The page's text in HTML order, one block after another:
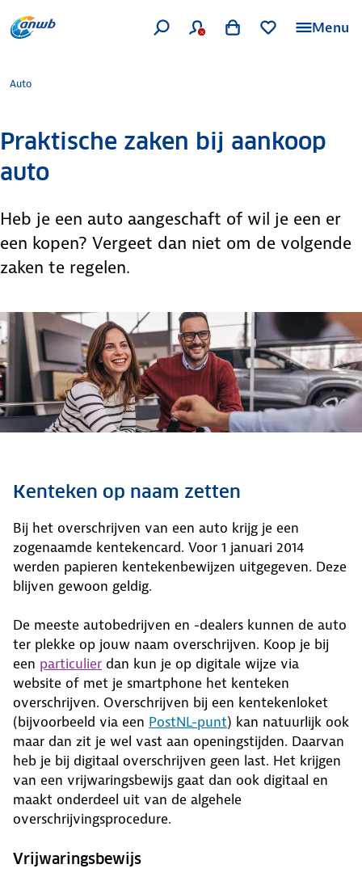
Menu
Auto
Praktische zaken bij aankoop
auto
Heb je een auto aangeschaft of wil je een er
een kopen? Vergeet dan niet om de volgende
zaken te regelen.
Kenteken op naam zetten
Bij het overschrijven van een auto krijg je een
zogenaamde kentekencard. Voor 1 januari 2014
werden papieren kentekenbewijzen uitgegeven. Deze
blijven gewoon geldig.
De meeste autobedrijven en -dealers kunnen de auto
ter plekke op jouw naam overschrijven. Koop je bij
een particulier dan kun je op digitale wijze via
website of met je smartphone het kenteken
overschrijven. Overschrijven bij een kentekenloket
(bijvoorbeeld via een PostNL-punt) kan natuurlijk ook
maar dan zit je wel vast aan openingstijden. Daarvan
heb je bij digitaal overschrijven geen last. Het krijgen
van een vrijwaringsbewijs gaat dan ook digitaal en
maakt onderdeel uit van de algehele
overschrijvingsprocedure.
Vrijwaringsbewijs